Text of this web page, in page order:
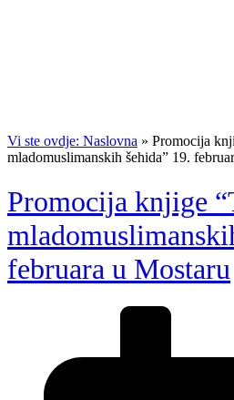
Vi ste ovdje: Naslovna » Promocija
mladomuslimanskih šehida” 19.
Promocija knjige
februara u Mostaru